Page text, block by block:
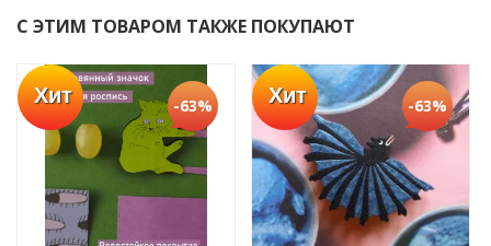
С ЭТИМ ТОВАРОМ ТАКЖЕ ПОКУПАЮТ
Хит -63% Хит -63%